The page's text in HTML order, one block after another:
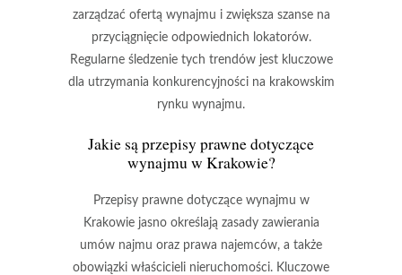
zarządzać ofertą wynajmu i zwiększa szanse na
przyciągnięcie odpowiednich lokatorów.
Regularne śledzenie tych trendów jest kluczowe
dla utrzymania konkurencyjnościna krakowskim
rynku wynajmu.
Jakie są przepisy prawne dotyczące
wynajmu w Krakowie?
Przepisy prawne dotyczące wynajmu w
Krakowiejasno określają zasady zawierania
umów najmu oraz prawa najemców, a także
obowiązki właścicieli nieruchomości. Kluczowe